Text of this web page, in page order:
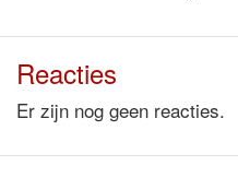
Reacties
Er zijn nog geen reacties.